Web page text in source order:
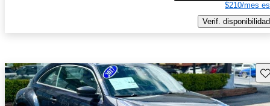
$210/mes
Verif. disponibilidad